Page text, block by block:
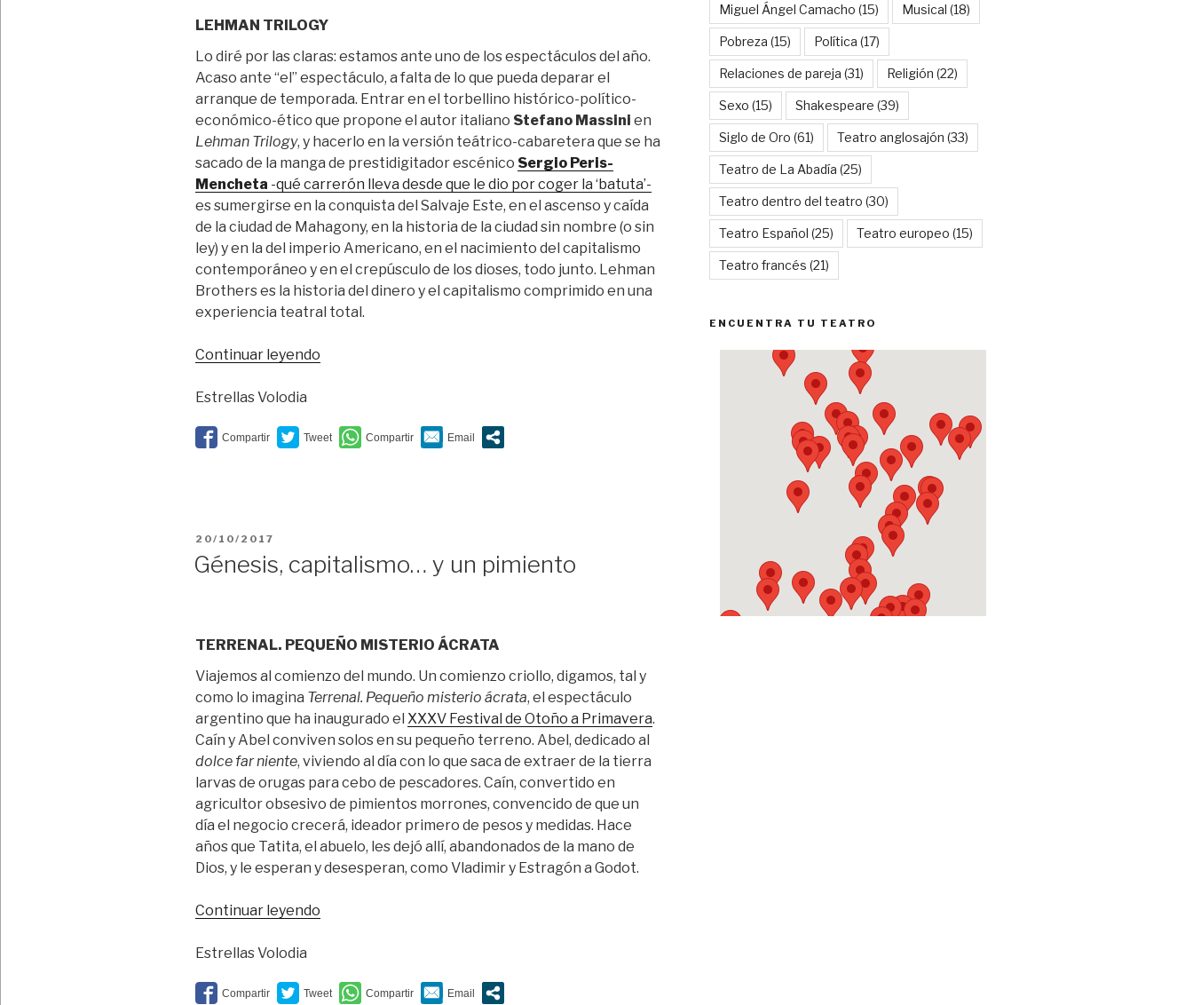
LEHMAN TRILOGY
Lo diré por las claras: estamos ante uno de los espectáculos del año.
Acaso ante “el” espectáculo, a falta de lo que pueda deparar el
arranque de temporada. Entrar en el torbellino histórico-político-
económico-ético que propone el autor italiano Stefano Massini en
Lehman Trilogy, y hacerlo en la versión teátrico-cabaretera que se ha
sacado de la manga de prestidigitador escénico Sergio Peris-
Mencheta -qué carrerón lleva desde que le dio por coger la ‘batuta’-
es sumergirse en la conquista del Salvaje Este, en el ascenso y caída
de la ciudad de Mahagony, en la historia de la ciudad sin nombre (o sin
ley) y en la del imperio Americano, en el nacimiento del capitalismo
contemporáneo y en el crepúsculo de los dioses, todo junto. Lehman
Brothers es la historia del dinero y el capitalismo comprimido en una
experiencia teatral total.
Continuar leyendo
la
Estrellas Volodia
PUBLICADO
20/10/2017
Génesis, capitalismo… y un pimiento
TERRENAL. PEQUEÑO MISTERIO ÁCRATA
Viajemos al comienzo del mundo. Un comienzo criollo, digamos, tal y
como lo imagina Terrenal. Pequeño misterio ácrata, el espectáculo
argentino que ha inaugurado el XXXV Festival de Otoño a Primavera.
Caín y Abel conviven solos en su pequeño terreno. Abel, dedicado al
dolce far niente, viviendo al día con lo que saca de extraer de la tierra
larvas de orugas para cebo de pescadores. Caín, convertido en
agricultor obsesivo de pimientos morrones, convencido de que un
día el negocio crecerá, ideador primero de pesos y medidas. Hace
años que Tatita, el abuelo, les dejó allí, abandonados de la mano de
Dios, y le esperan y desesperan, como Vladimir y Estragón a Godot.
Continuar leyendo
pimiento”
Estrellas Volodia
Miguel Ángel Camacho (15) Musical (18)
Pobreza (15) Política (17)
Relaciones de pareja (31) Religión (22)
Sexo (15) Shakespeare (39)
Siglo de Oro (61) Teatro anglosajón (33)
Teatro de La Abadía (25)
Teatro dentro del teatro (30)
Teatro Español (25) Teatro europeo (15)
Teatro francés (21)
ENCUENTRA TU TEATRO